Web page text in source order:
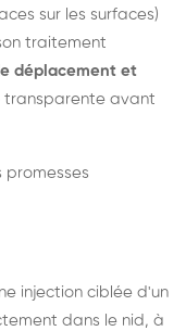
sur les surfaces)
traitement
déplacement et
transparente avant
injection ciblée d'un
dans le nid, à